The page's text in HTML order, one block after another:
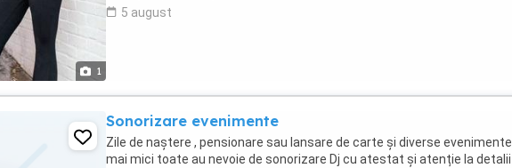
1
5 august
Sonorizare evenimente
Zile de naștere , pensionare sau lansare de carte și diverse evenimente
mai mici toate au nevoie de sonorizare Dj cu atestat și atenție la detalii